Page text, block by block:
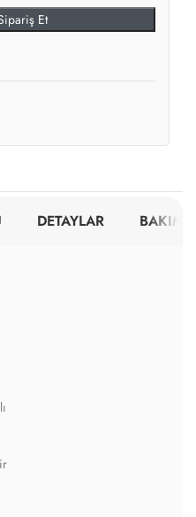
Et
DETAYLAR BAKIM